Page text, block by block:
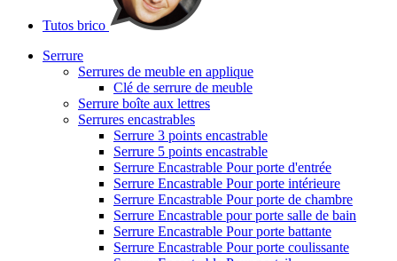
Tutos brico
Serrure
Serrures de meuble en applique
Clé de serrure de meuble
Serrure boîte aux lettres
Serrures encastrables
Serrure 3 points encastrable
Serrure 5 points encastrable
Serrure Encastrable Pour porte d'entrée
Serrure Encastrable Pour porte intérieure
Serrure Encastrable Pour porte de chambre
Serrure Encastrable pour porte salle de bain
Serrure Encastrable Pour porte battante
Serrure Encastrable Pour porte coulissante